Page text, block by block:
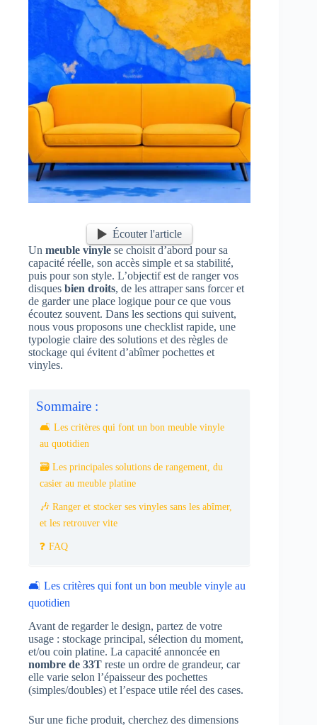
Écouter l'article
Un meuble vinyle se choisit d’abord pour sa
capacité réelle, son accès simple et sa stabilité,
puis pour son style. L’objectif est de ranger vos
disques bien droits, de les attraper sans forcer et
de garder une place logique pour ce que vous
écoutez souvent. Dans les sections qui suivent,
nous vous proposons une checklist rapide, une
typologie claire des solutions et des règles de
stockage qui évitent d’abîmer pochettes et
vinyles.
Sommaire :
🛋️ Les critères qui font un bon meuble vinyle
au quotidien
🗃️ Les principales solutions de rangement, du
casier au meuble platine
🎶 Ranger et stocker ses vinyles sans les abîmer,
et les retrouver vite
❓ FAQ
🛋️ Les critères qui font un bon meuble vinyle au
quotidien
Avant de regarder le design, partez de votre
usage : stockage principal, sélection du moment,
et/ou coin platine. La capacité annoncée en
nombre de 33T reste un ordre de grandeur, car
elle varie selon l’épaisseur des pochettes
(simples/doubles) et l’espace utile réel des cases.
Sur une fiche produit, cherchez des dimensions